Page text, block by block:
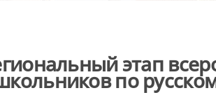
этап
по